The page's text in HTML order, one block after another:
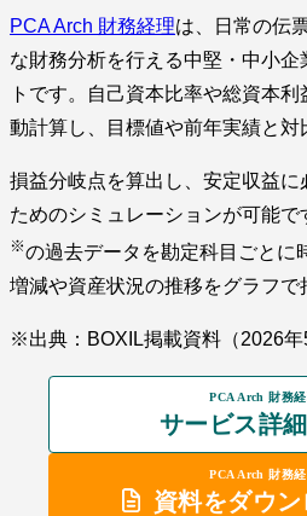
PCA Arch 財務経理は、日常の伝
な財務分析を行える中堅・中小
トです。自己資本比率や総資本
動計算し、目標値や前年実績と対
損益分岐点を算出し、安定収益
ためのシミュレーションが可能
※の過去データを勘定科目ごとに
増減や資産状況の推移をグラフで
※出典：BOXIL掲載資料（2026年
PCA Arch 財務
サービス詳
PCA Arch 財務
資料をダウ